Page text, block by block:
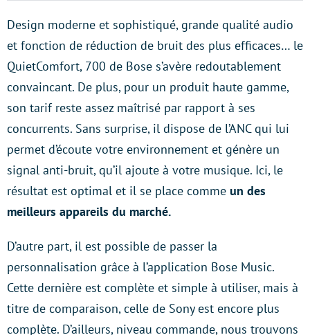
Design moderne et sophistiqué, grande qualité audio
et fonction de réduction de bruit des plus efficaces… le
QuietComfort, 700 de Bose s’avère redoutablement
convaincant. De plus, pour un produit haute gamme,
son tarif reste assez maîtrisé par rapport à ses
concurrents. Sans surprise, il dispose de l’ANC qui lui
permet d’écoute votre environnement et génère un
signal anti-bruit, qu’il ajoute à votre musique. Ici, le
résultat est optimal et il se place comme un des
meilleurs appareils du marché.
D’autre part, il est possible de passer la
personnalisation grâce à l’application Bose Music.
Cette dernière est complète et simple à utiliser, mais à
titre de comparaison, celle de Sony est encore plus
complète. D’ailleurs, niveau commande, nous trouvons